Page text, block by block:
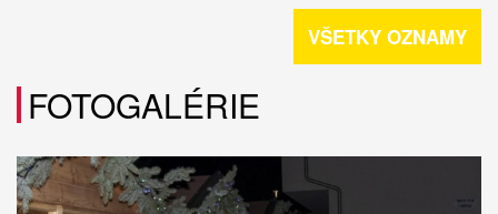
VŠETKY OZNAMY
FOTOGALÉRIE